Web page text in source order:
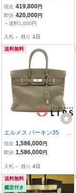
RMESガーデンパーティT
PMトワルトランザットロ
カバールストライプボー
バッグトートバッグ
現在 419,800円
即決 420,000円
＋送料1,000円
入札 - 残り 1日
送料無料
エルメス バーキン35 ヴ
ォーエプソン レディース
ハンドバッグ エトゥープ
現在 1,586,000円
即決 1,586,000円
入札 - 残り 4日
送料無料
鑑定付き